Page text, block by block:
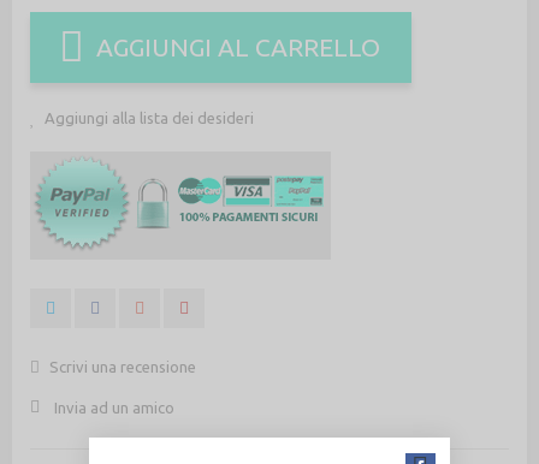
AGGIUNGI AL CARRELLO
Aggiungi alla lista dei desideri
Scrivi una recensione
Invia ad un amico